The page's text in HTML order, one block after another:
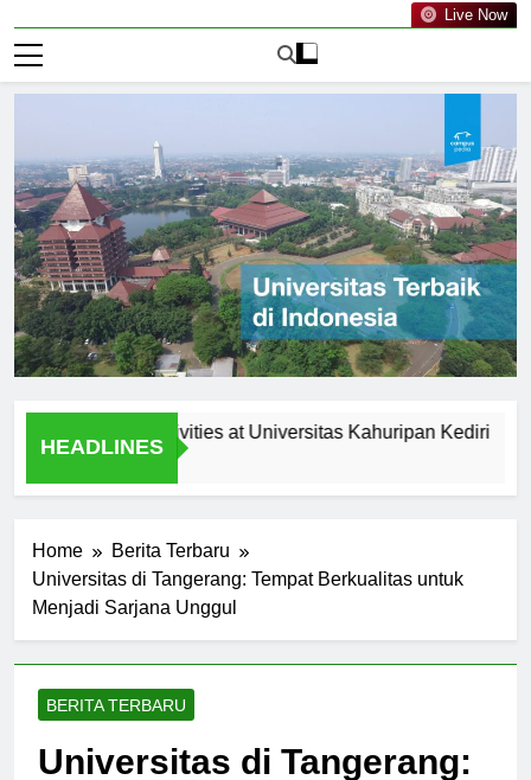
Live Now
HEADLINES
Activities at Universitas Kahuripan Kediri
Home
Berita Terbaru
Universitas di Tangerang: Tempat Berkualitas untuk
Menjadi Sarjana Unggul
BERITA TERBARU
Universitas di Tangerang: